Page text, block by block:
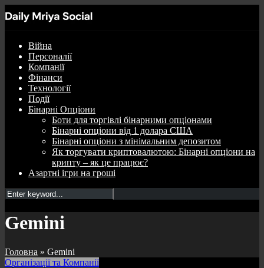
Війна
Персоналії
Компанії
Фінанси
Технології
Події
Бінарні Опціони
Боти для торгівлі бінарними опціонами
Бінарні опціони від 1 долара США
Бінарні опціони з мінімальним депозитом
Як торгувати криптовалютою: Бінарні опціони на
крипту – як це працює?
Азартні ігри на гроші
Gemini
Головна » Gemini
Організації та Компанії